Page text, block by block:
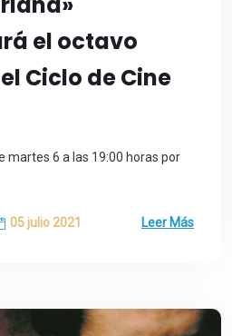
el octavo
Ciclo de Cine
martes 6 a las 19:00 horas por
05 julio 2021 Leer Más